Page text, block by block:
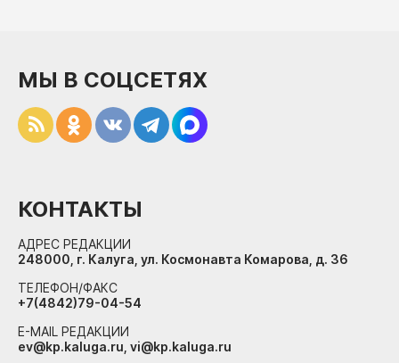
МЫ В СОЦСЕТЯХ
КОНТАКТЫ
АДРЕС РЕДАКЦИИ
248000, г. Калуга, ул. Космонавта Комарова, д. 36
ТЕЛЕФОН/ФАКС
+7(4842)79-04-54
E-MAIL РЕДАКЦИИ
ev@kp.kaluga.ru, vi@kp.kaluga.ru